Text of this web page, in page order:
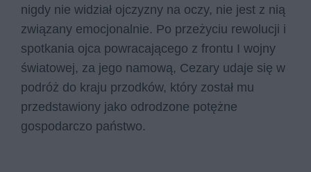
nigdy nie widział ojczyzny na oczy, nie jest z nią
związany emocjonalnie. Po przeżyciu rewolucji i
spotkania ojca powracającego z frontu I wojny
światowej, za jego namową, Cezary udaje się w
podróż do kraju przodków, który został mu
przedstawiony jako odrodzone potężne
gospodarczo państwo.